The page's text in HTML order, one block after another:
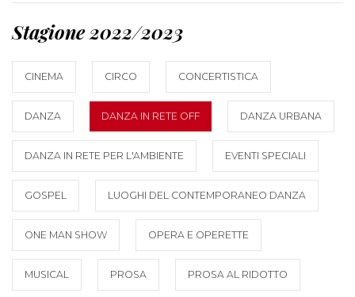
Stagione 2022/2023
CINEMA CIRCO CONCERTISTICA
DANZA DANZA IN RETE OFF DANZA URBANA
DANZA IN RETE PER L'AMBIENTE EVENTI SPECIALI
GOSPEL LUOGHI DEL CONTEMPORANEO DANZA
ONE MAN SHOW OPERA E OPERETTE
MUSICAL PROSA PROSA AL RIDOTTO